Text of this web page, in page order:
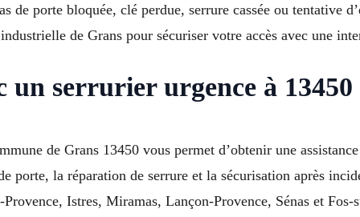
de porte bloquée, clé perdue, serrure cassée ou tentative
de Grans pour sécuriser votre accès avec une
un serrurier urgence à
de Grans 13450 vous permet d’obtenir une
porte, la réparation de serrure et la sécurisation après
Istres, Miramas, Lançon-Provence, Sénas et